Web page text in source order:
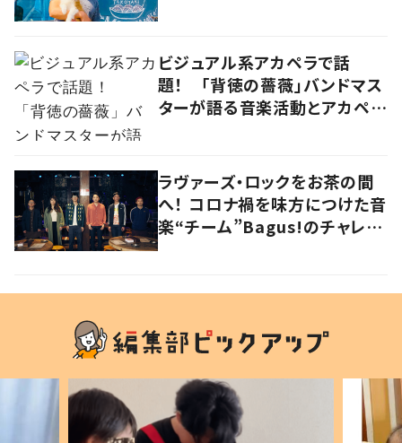
ビジュアル系アカペラで話
題！ 「背徳の薔薇」バンドマス
ターが語る音楽活動とアカペラ
ラヴァーズ・ロックをお茶の間
へ！ コロナ禍を味方につけた音
楽“チーム”Bagus!のチャレン